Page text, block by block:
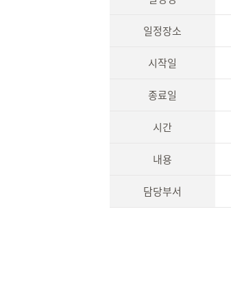
일정장소
시작일
종료일
시간
내용
담당부서